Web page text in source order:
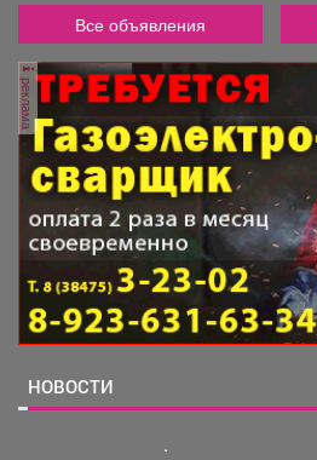
Все объявления
реклама
НОВОСТИ
.